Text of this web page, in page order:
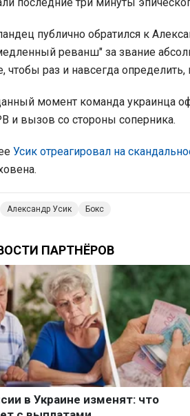
публично обратился к
реванш" за звание
чтобы раз и навсегда
момент команда украинца
и вызов со стороны соперника.
Усик отреагировал на
Александр Усик Бокс